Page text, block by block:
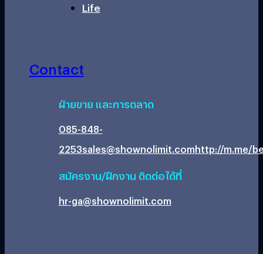
Life
Contact
ฝ่ายขาย และการตลาด
085-848-
2253sales@shownolimit.comhttp://m.me/
สมัครงาน/ฝึกงาน ติดต่อได้ที่
hr-ga@shownolimit.com